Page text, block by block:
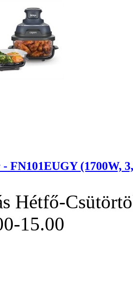
(1700W,
Hétfő-
15.00